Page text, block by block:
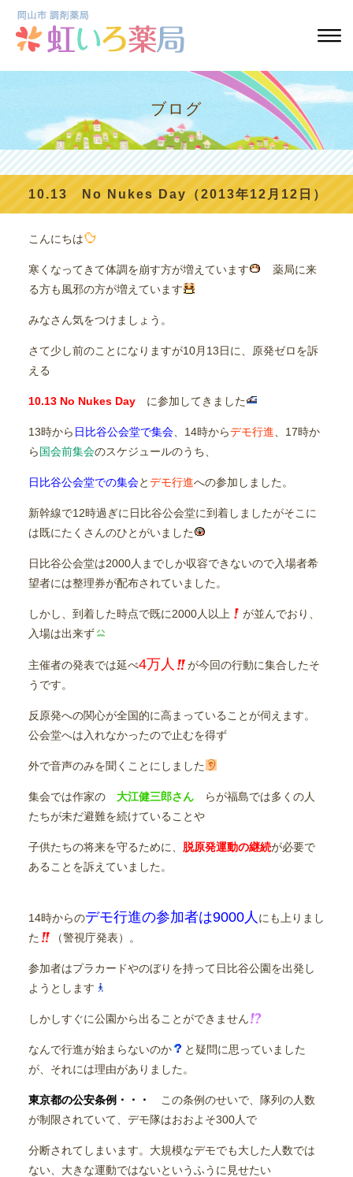
ブログ
10.13 No Nukes Day（2013年12月12日）
こんにちは
寒くなってきて体調を崩す方が増えています
薬局に来
る方も風邪の方が増えています
みなさん気をつけましょう。
さて少し前のことになりますが10月13日に、原発ゼロを訴
える
10.13 No Nukes Dayに参加してきました
13時から 日比谷公会堂で集会、14時からデモ行進 、17時か
ら国会前集会のスケジュールのうち、
日比谷公会堂での集会とデモ行進への参加しました。
新幹線で12時過ぎに日比谷公会堂に到着しましたがそこに
は既にたくさんのひとがいました
日比谷公会堂は2000人までしか収容できないので入場者希
望者には整理券が配布されていました。
しかし、到着した時点で既に2000人以上
が並んでおり、
入場は出来ず
主催者の発表では延べ4万人
が今回の行動に集合したそ
うです。
反原発への関心が全国的に高まっていることが伺えます。
公会堂へは入れなかったので止むを得ず
外で音声のみを聞くことにしました
集会では作家の 大江健三郎さんらが福島では多くの人
たちが未だ避難を続けていることや
子供たちの将来を守るために、 脱原発運動の継続が必要で
あることを訴えていました。
14時からのデモ行進の参加者は9000人 にも上りまし
た
（警視庁発表）。
参加者はプラカードやのぼりを持って日比谷公園を出発し
ようとします
しかしすぐに公園から出ることができません
なんで行進が始まらないのか
と疑問に思っていました
が、それには理由がありました。
東京都の公安条例・・・
この条例のせいで、隊列の人数
が制限されていて、デモ隊はおおよそ300人で
分断されてしまいます。大規模なデモでも大した人数では
ない、大きな運動ではないというふうに見せたい